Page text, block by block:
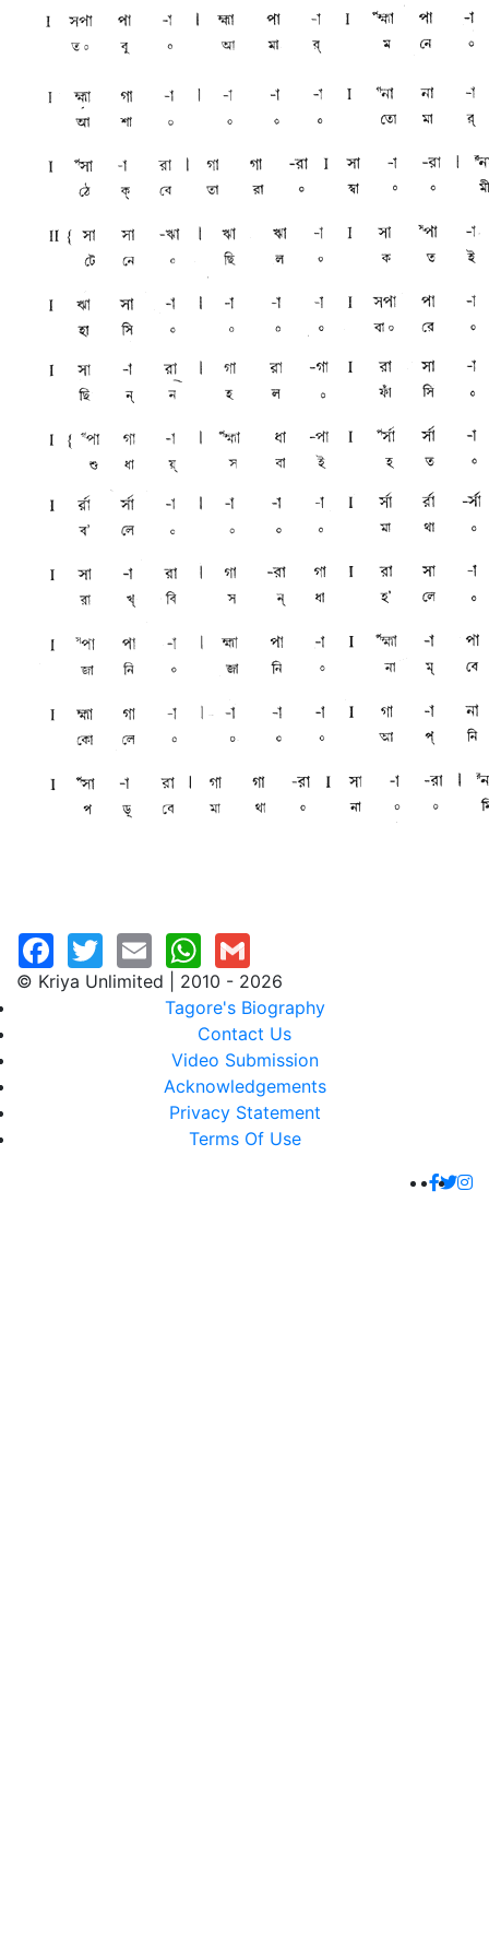
© Kriya Unlimited | 2010 - 2026
Tagore's Biography
Contact Us
Video Submission
Acknowledgements
Privacy Statement
Terms Of Use